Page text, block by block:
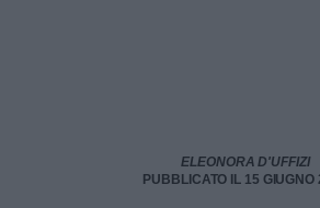
ELEONORA D'UFFIZI
PUBBLICATO IL 15 GIUGNO